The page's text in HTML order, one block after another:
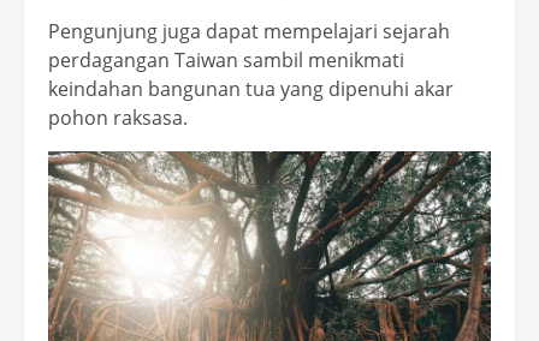
Pengunjung juga dapat mempelajari sejarah
perdagangan Taiwan sambil menikmati
keindahan bangunan tua yang dipenuhi akar
pohon raksasa.